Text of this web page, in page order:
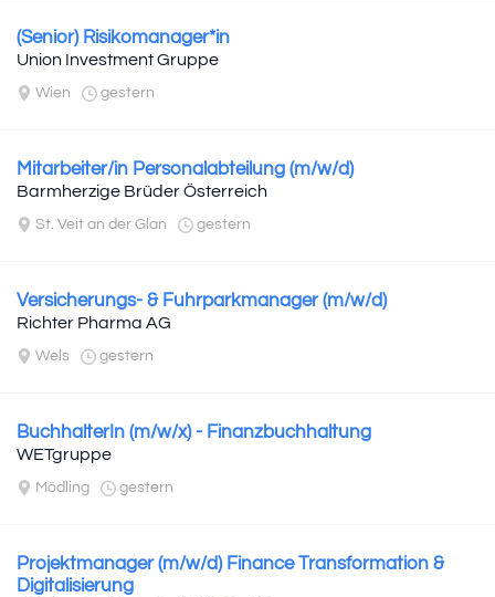
(Senior) Risikomanager*in
Union Investment Gruppe
Wien gestern
Mitarbeiter/in Personalabteilung (m/w/d)
Barmherzige Brüder Österreich
St. Veit an der Glan gestern
Versicherungs- & Fuhrparkmanager (m/w/d)
Richter Pharma AG
Wels gestern
BuchhalterIn (m/w/x) - Finanzbuchhaltung
WETgruppe
Mödling gestern
Projektmanager (m/w/d) Finance Transformation &
Digitalisierung